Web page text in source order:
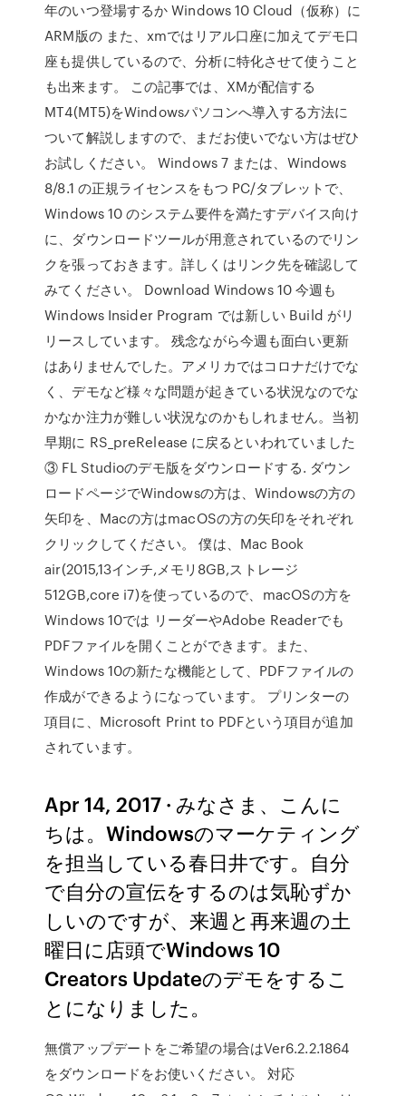
年のいつ登場するか Windows 10 Cloud（仮称）に
ARM版の また、xmではリアル口座に加えてデモ口
座も提供しているので、分析に特化させて使うこと
も出来ます。 この記事では、XMが配信する
MT4(MT5)をWindowsパソコンへ導入する方法に
ついて解説しますので、まだお使いでない方はぜひ
お試しください。 Windows 7 または、Windows
8/8.1 の正規ライセンスをもつ PC/タブレットで、
Windows 10 のシステム要件を満たすデバイス向け
に、ダウンロードツールが用意されているのでリン
クを張っておきます。詳しくはリンク先を確認して
みてください。 Download Windows 10 今週も
Windows Insider Program では新しい Build がリ
リースしています。 残念ながら今週も面白い更新
はありませんでした。アメリカではコロナだけでな
く、デモなど様々な問題が起きている状況なのでな
かなか注力が難しい状況なのかもしれません。当初
早期に RS_preRelease に戻るといわれていました
③ FL Studioのデモ版をダウンロードする. ダウン
ロードページでWindowsの方は、Windowsの方の
矢印を、Macの方はmacOSの方の矢印をそれぞれ
クリックしてください。 僕は、Mac Book
air(2015,13インチ,メモリ8GB,ストレージ
512GB,core i7)を使っているので、macOSの方を
Windows 10では リーダーやAdobe Readerでも
PDFファイルを開くことができます。また、
Windows 10の新たな機能として、PDFファイルの
作成ができるようになっています。 プリンターの
項目に、Microsoft Print to PDFという項目が追加
されています。
Apr 14, 2017 · みなさま、こんに
ちは。Windowsのマーケティング
を担当している春日井です。自分
で自分の宣伝をするのは気恥ずか
しいのですが、来週と再来週の土
曜日に店頭でWindows 10
Creators Updateのデモをするこ
とになりました。
無償アップデートをご希望の場合はVer6.2.2.1864
をダウンロードをお使いください。 対応